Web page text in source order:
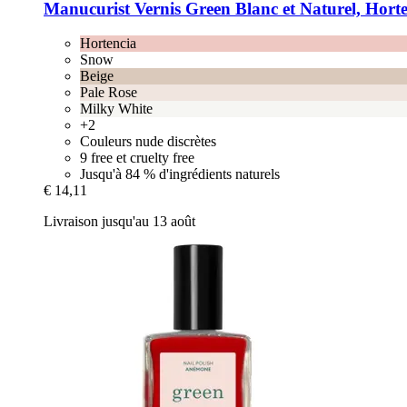
Manucurist Vernis Green Blanc et Naturel,
Hortencia
Snow
Beige
Pale Rose
Milky White
+2
Couleurs nude discrètes
9 free et cruelty free
Jusqu'à 84 % d'ingrédients naturels
€ 14,11
Livraison jusqu'au 13 août